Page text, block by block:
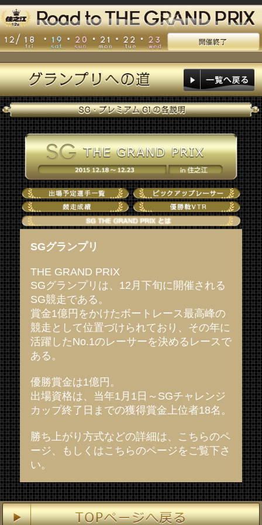
SGグランプリ
THE GRAND PRIX
SGグランプリは、12月下旬に開催される
SG競走である。
賞金1億円をかけたボートレース最高峰の
競走として位置づけられており、その年に
活躍したNo.1のレーサーを決めるレースで
ある。
優勝賞金は1億円。
出場資格は、当年1月1日～SGチャレンジ
カップ終了日までの獲得賞金上位者18名。
勝ち上がり方式などの詳細は、
こちらのペ
ージ、もしくはこちらのページをご覧下さ
い。